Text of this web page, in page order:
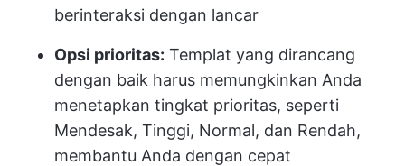
berinteraksi dengan lancar
Opsi prioritas: Templat yang dirancang
dengan baik harus memungkinkan Anda
menetapkan tingkat prioritas, seperti
Mendesak, Tinggi, Normal, dan Rendah,
membantu Anda dengan cepat